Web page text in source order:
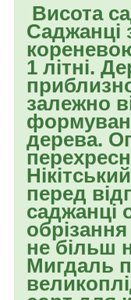
Висота
Саджанці
1 літні.
залежно
дерева.
перед
саджанці
не більш
Мигдаль